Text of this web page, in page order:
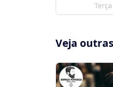
Veja